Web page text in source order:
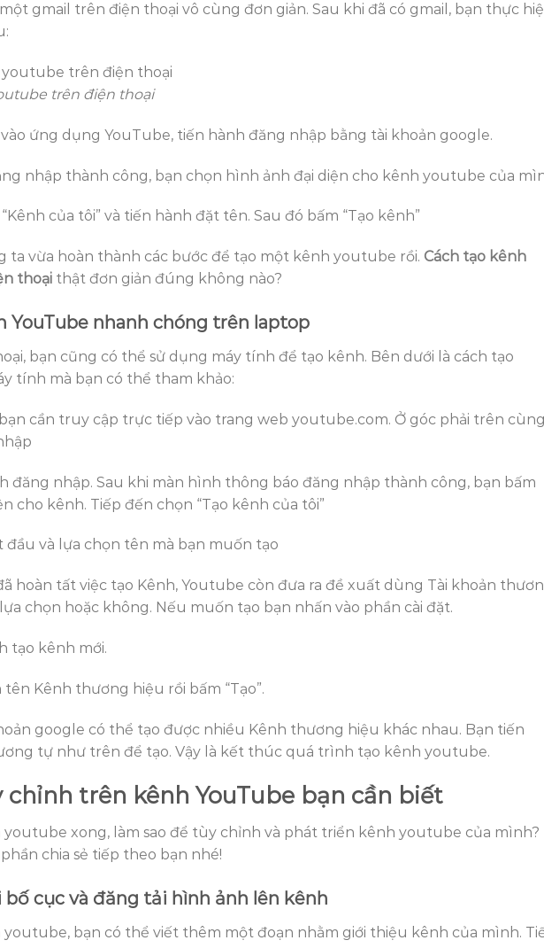
gmail trên điện thoại vô cùng đơn giản. Sau khi đã có gmail, bạn thực
trên điện thoại
vào ứng dụng YouTube, tiến hành đăng nhập bằng tài khoản google.
nhập thành công, bạn chọn hình ảnh đại diện cho kênh youtube của
của tôi” và tiến hành đặt tên. Sau đó bấm “Tạo kênh”
ta vừa hoàn thành các bước để tạo một kênh youtube rồi. Cách tạo kênh
thoại thật đơn giản đúng không nào?
YouTube nhanh chóng trên laptop
bạn cũng có thể sử dụng máy tính để tạo kênh. Bên dưới là cách tạo
tính mà bạn có thể tham khảo:
cần truy cập trực tiếp vào trang web youtube.com. Ở góc phải trên
đăng nhập. Sau khi màn hình thông báo đăng nhập thành công, bạn bấm
cho kênh. Tiếp đến chọn “Tạo kênh của tôi”
đầu và lựa chọn tên mà bạn muốn tạo
hoàn tất việc tạo Kênh, Youtube còn đưa ra đề xuất dùng Tài khoản
chọn hoặc không. Nếu muốn tạo bạn nhấn vào phần cài đặt.
tạo kênh mới.
tên Kênh thương hiệu rồi bấm “Tạo”.
google có thể tạo được nhiều Kênh thương hiệu khác nhau. Bạn tiến
tự như trên để tạo. Vậy là kết thúc quá trình tạo kênh youtube.
chỉnh trên kênh YouTube bạn cần biết
youtube xong, làm sao để tùy chỉnh và phát triển kênh youtube của mình?
chia sẻ tiếp theo bạn nhé!
bố cục và đăng tải hình ảnh lên kênh
youtube, bạn có thể viết thêm một đoạn nhằm giới thiệu kênh của mình.